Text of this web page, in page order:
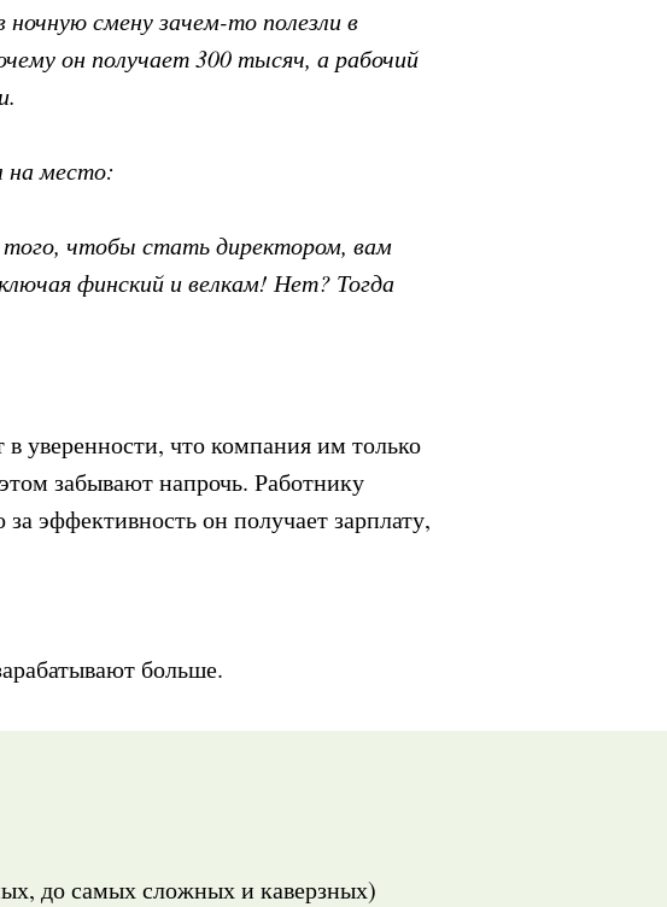
смену зачем-то полезли в
он получает 300 тысяч, а рабочий
на место:
того, чтобы стать директором, вам
финский и велкам! Нет? Тогда
уверенности, что компания им только
забывают напрочь. Работнику
эффективность он получает зарплату,
больше.
до самых сложных и каверзных)